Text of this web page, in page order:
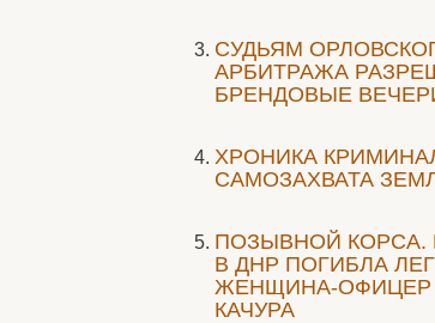
CУДЬЯМ
АРБИТРАЖА
БРЕНДОВЫЕ
ХРОНИКА
САМОЗАХВАТА
ПОЗЫВНОЙ КОРСА.
В ДНР ПОГИБЛА
ЖЕНЩИНА-ОФИЦЕР
КАЧУРА